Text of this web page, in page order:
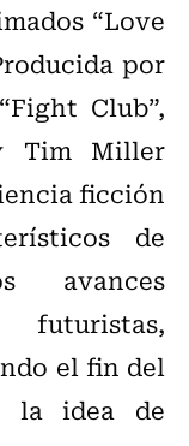
“Love
por
Club”,
Tim Miller
ficción
de
avances
futuristas,
el fin del
la idea de